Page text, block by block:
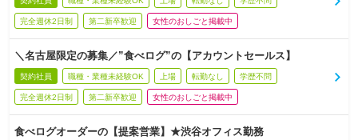
完全週休2日制 第二新卒歓迎 女性のおしごと掲載中
＼名古屋限定の募集／”食べログ”の【アカウントセールス】
契約社員 職種・業種未経験OK 上場 転勤なし 学歴不問
完全週休2日制 第二新卒歓迎 女性のおしごと掲載中
食べログオーダーの【提案営業】★渋谷オフィス勤務